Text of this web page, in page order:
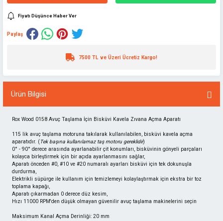
Fiyatı Düşünce Haber Ver
Paylaş
7500 TL ve Üzeri Ücretiz Kargo!
Ürün Bilgisi
Rox Wood 0158 Avuç Taşlama İçin Bisküvi Kavela Zıvana Açma Aparatı
115 lik avuç taşlama motoruna takılarak kullanılabilen, bisküvi kavela açma
aparatıdır. ( Tek başına kullanılamaz taş motoru gereklidir)
0° - 90° derece arasında ayarlanabilir çit konumları, bisküvinin gönyeli parçaları
kolayca birleştirmek için bir açıda ayarlanmasını sağlar,
Aparatı önceden #0, #10 ve #20 numaralı ayarları bisküvi için tek dokunuşla
durdurma,
Elektrikli süpürge ile kullanım için temizlemeyi kolaylaştırmak için ekstra bir toz
toplama kapağı,
Aparatı çıkarmadan 0 derece düz kesim,
Hızı 11000 RPM'den düşük olmayan güvenilir avuç taşlama makinelerini seçin
Maksimum Kanal Açma Derinliği: 20 mm